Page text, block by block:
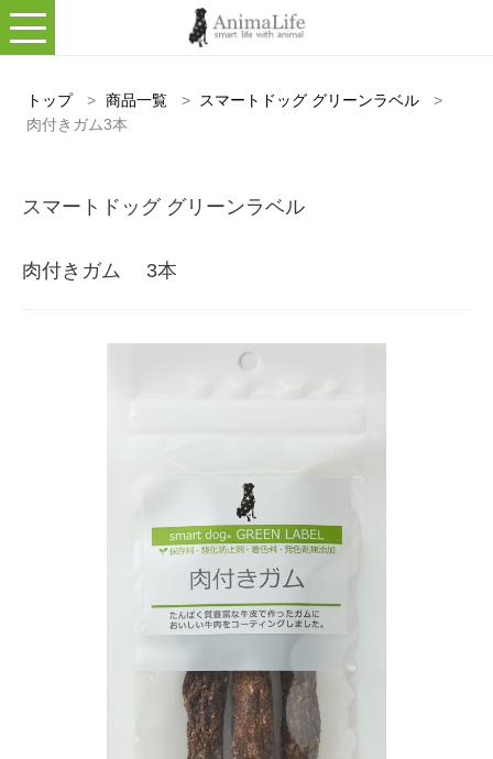
トップ > 商品一覧 > スマートドッグ グリーンラベル
>
肉付きガム3本
スマートドッグ グリーンラベル
肉付きガム 3本